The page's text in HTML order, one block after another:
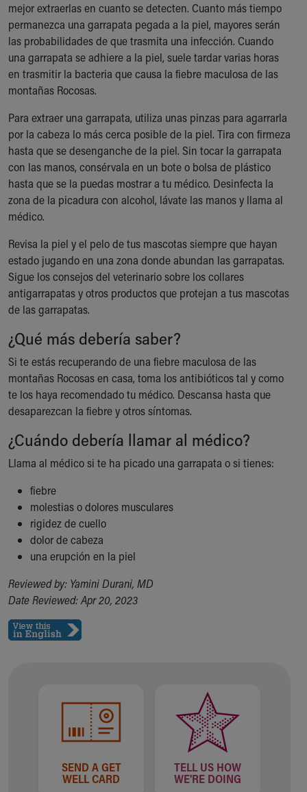
mejor extraerlas en cuanto se detecten. Cuanto más tiempo
permanezca una garrapata pegada a la piel, mayores serán
las probabilidades de que trasmita una infección. Cuando
una garrapata se adhiere a la piel, suele tardar varias horas
en trasmitir la bacteria que causa la fiebre maculosa de las
montañas Rocosas.
Para extraer una garrapata, utiliza unas pinzas para agarrarla
por la cabeza lo más cerca posible de la piel. Tira con firmeza
hasta que se desenganche de la piel. Sin tocar la garrapata
con las manos, consérvala en un bote o bolsa de plástico
hasta que se la puedas mostrar a tu médico. Desinfecta la
zona de la picadura con alcohol, lávate las manos y llama al
médico.
Revisa la piel y el pelo de tus mascotas siempre que hayan
estado jugando en una zona donde abundan las garrapatas.
Sigue los consejos del veterinario sobre los collares
antigarrapatas y otros productos que protejan a tus mascotas
de las garrapatas.
¿Qué más debería saber?
Si te estás recuperando de una fiebre maculosa de las
montañas Rocosas en casa, toma los antibióticos tal y como
te los haya recomendado tu médico. Descansa hasta que
desaparezcan la fiebre y otros síntomas.
¿Cuándo debería llamar al médico?
Llama al médico si te ha picado una garrapata o si tienes:
fiebre
molestias o dolores musculares
rigidez de cuello
dolor de cabeza
una erupción en la piel
Reviewed by: Yamini Durani, MD
Date Reviewed: Apr 20, 2023
SEND A GET
WELL CARD
TELL US HOW
WE'RE DOING